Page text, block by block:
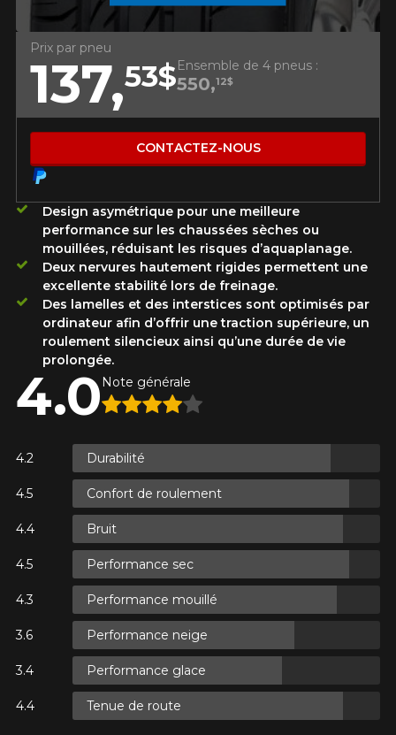
PROMOTIONS EN COURS
KUMHO12
APPLICABLE SUR TOUT ACHAT
CODE PROMOKUMHO12
APPLICABLE SUR TOUT ACHAT
DE 4 PNEUS DE MARQUE
KUMHO*
véhicule pour une compatibilité
garantie*.
LIVRAISON RAPIDE
Votre ensemble de pneus et jantes vous
sera livré rapidement.
PROMOTIONS EN COURS
CODE PROMOKUMHO12
DE 4 PNEUS DE MARQUE
KUMHO* PLUS D'INFO
CODE PROMOKUMHO12
APPLICABLE SUR TOUT ACHAT
DE 4 PNEUS DE MARQUE
Calculateur de décalage de jantes
L'entretien de vos pneus
INFORMATIONS
Qui sommes-nous ?
Méthodes de paiement
Protection contre les hasards routiers
Politique de retour
Foire aux questions
Design asymétrique pour une meilleure
performance sur les chaussées sèches ou
mouillées, réduisant les risques d’aquaplanage.
Deux nervures hautement rigides permettent une
excellente stabilité lors de freinage.
Des lamelles et des interstices sont optimisés par
ordinateur afin d’offrir une traction supérieure, un
roulement silencieux ainsi qu’une durée de vie
prolongée.
Prix par pneu
137,53$Ensemble de 4 pneus :
550,12$
CONTACTEZ-NOUS
4.0 Note générale
Durabilité
Confort de roulement
Bruit
Performance sec
Performance mouillé
Performance neige
Performance glace
Tenue de route
AJOUTER UN AVIS
Votre avis concernant le
ZIEX ZE-914 ECORUN